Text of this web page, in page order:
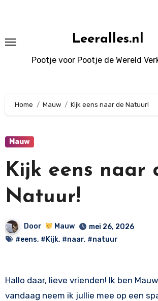
Leeralles.nl
Pootje voor Pootje de Wereld
Home Mauw Kijk eens naar de Natuur!
Mauw
Kijk eens naar
Natuur!
Door Mauw
mei 26, 2026
#eens, #Kijk, #naar, #natuur
Hallo daar, lieve vrienden! Ik ben
vandaag neem ik jullie mee op een